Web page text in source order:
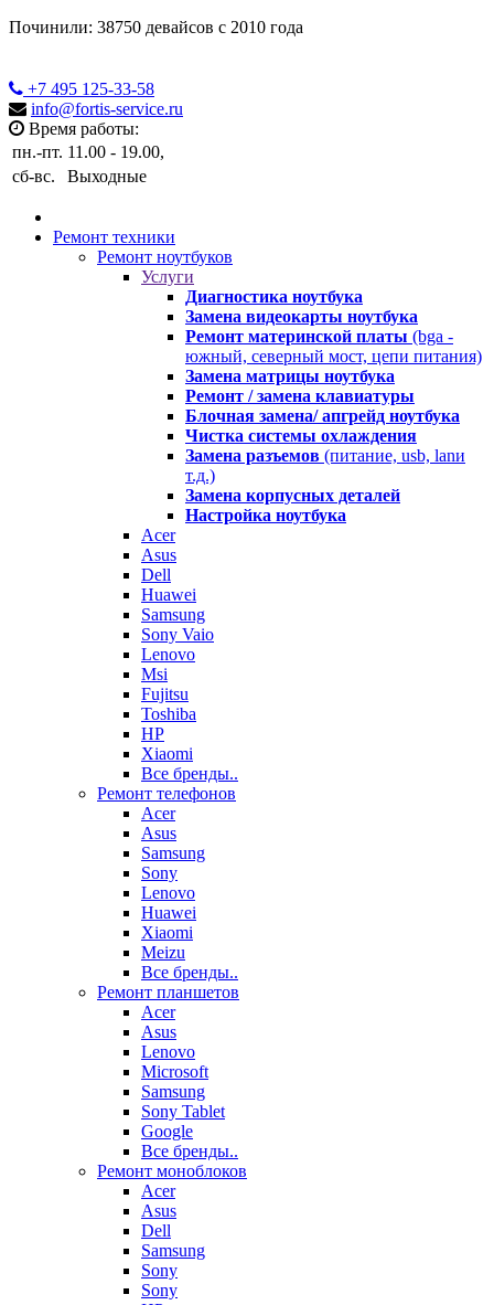
Починили: 38750 девайсов с 2010 года
+7 495 125-33-58
info@fortis-service.ru
Время работы:
пн.-пт. 11.00 - 19.00,
сб-вс.
Выходные
Ремонт техники
Ремонт ноутбуков
Услуги
Диагностика ноутбука
Замена видеокарты ноутбука
Ремонт материнской платы (bga -
южный, северный мост, цепи питания)
Замена матрицы ноутбука
Ремонт / замена клавиатуры
Блочная замена/ апгрейд ноутбука
Чистка системы охлаждения
Замена разъемов (питание, usb, lanи
т.д.)
Замена корпусных деталей
Настройка ноутбука
Acer
Asus
Dell
Huawei
Samsung
Sony Vaio
Lenovo
Msi
Fujitsu
Toshiba
HP
Xiaomi
Все бренды..
Ремонт телефонов
Acer
Asus
Samsung
Sony
Lenovo
Huawei
Xiaomi
Meizu
Все бренды..
Ремонт планшетов
Acer
Asus
Lenovo
Microsoft
Samsung
Sony Tablet
Google
Все бренды..
Ремонт моноблоков
Acer
Asus
Dell
Samsung
Sony
Sony